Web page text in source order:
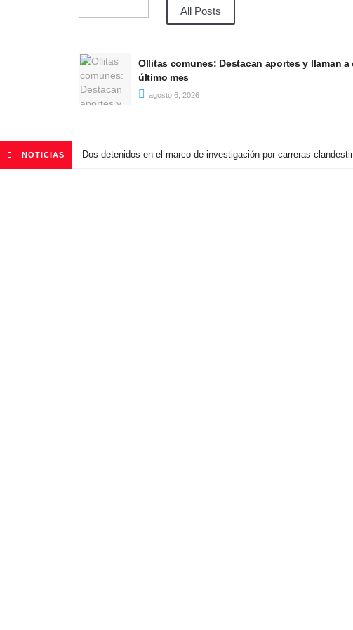
All Posts
Curimón se volcó a las calles para
Felipe
agosto 6, 2026
NOTICIAS Dos detenidos en el marco de investigación por carreras